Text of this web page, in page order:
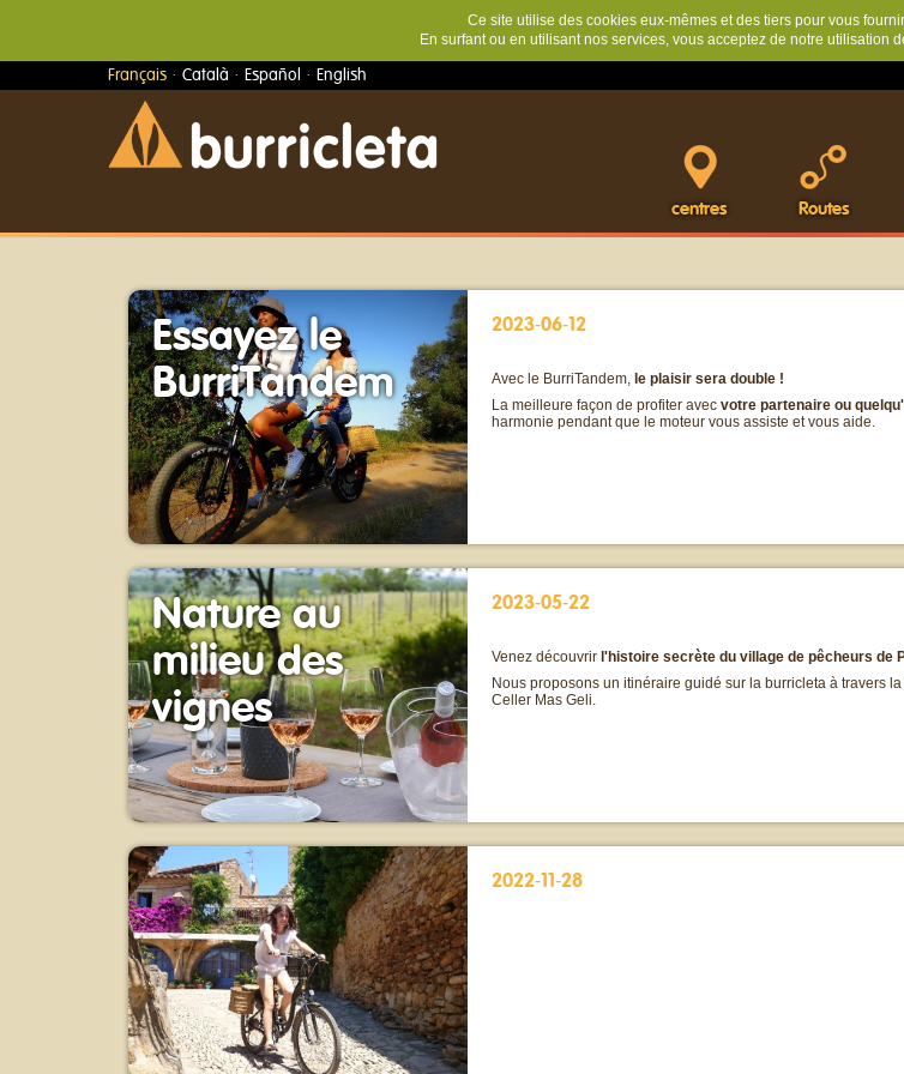
Ce site utilise des cookies eux-mêmes et des tiers pour vous
En surfant ou en utilisant nos services, vous acceptez de notre utilisation
Français · Català · Español · English
centres Routes
Essayez le
BurriTàndem
2023-06-12
Avec le BurriTandem, le plaisir sera double !
La meilleure façon de profiter avec votre partenaire ou
harmonie pendant que le moteur vous assiste et vous aide.
Nature au
milieu des
vignes
2023-05-22
Venez découvrir l'histoire secrète du village de pêcheurs de
Nous proposons un itinéraire guidé sur la burricleta à travers
Celler Mas Geli.
2022-11-28